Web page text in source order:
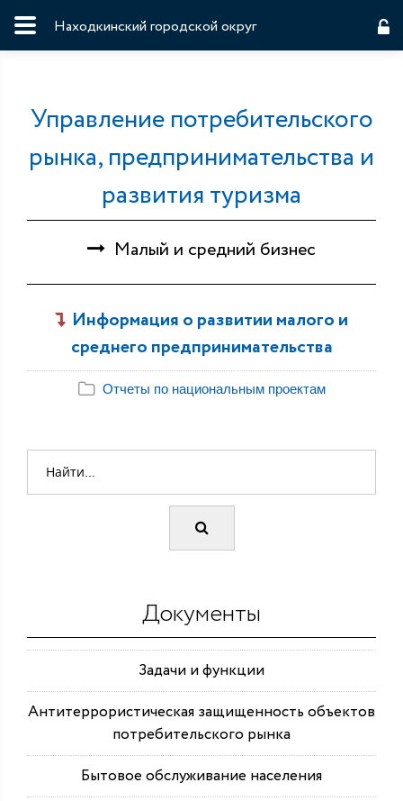
Находкинский городской округ
Управление потребительского
рынка, предпринимательства и
развития туризма
Малый и средний бизнес
Информация о развитии малого и
среднего предпринимательства
Отчеты по национальным проектам
Документы
Задачи и функции
Антитеррористическая защищенность объектов
потребительского рынка
Бытовое обслуживание населения